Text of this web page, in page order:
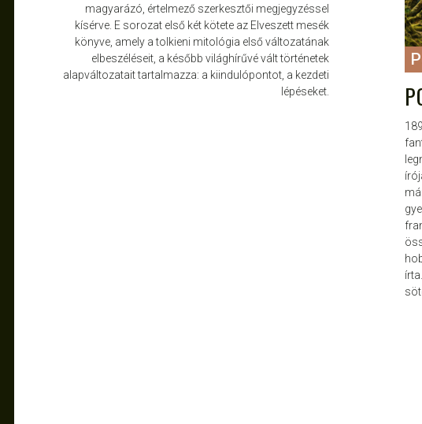
magyarázó, értelmező szerkesztői megjegyzéssel
kísérve. E sorozat első két kötete az Elveszett mesék
könyve, amely a tolkieni mitológia első változatának
elbeszéléseit, a később világhírűvé vált történetek
alapváltozatait tartalmazza: a kiindulópontot, a kezdeti
lépéseket.